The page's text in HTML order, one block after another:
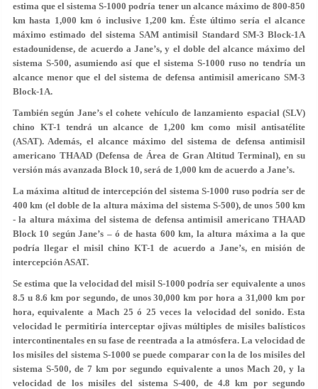
estima que el sistema S-1000 podría tener un alcance máximo de 800-850
km hasta 1,000 km ó inclusive 1,200 km. Éste último sería el alcance
máximo estimado del sistema SAM antimisil Standard SM-3 Block-1A
estadounidense, de acuerdo a Jane’s, y el doble del alcance máximo del
sistema S-500, asumiendo así que el sistema S-1000 ruso no tendría un
alcance menor que el del sistema de defensa antimisil americano SM-3
Block-1A.
También según Jane’s el cohete vehículo de lanzamiento espacial (SLV)
chino KT-1 tendrá un alcance de 1,200 km como misil antisatélite
(ASAT). Además, el alcance máximo del sistema de defensa antimisil
americano THAAD (Defensa de Área de Gran Altitud Terminal), en su
versión más avanzada Block 10, será de 1,000 km de acuerdo a Jane’s.
La máxima altitud de intercepción del sistema S-1000 ruso podría ser de
400 km (el doble de la altura máxima del sistema S-500), de unos 500 km
- la altura máxima del sistema de defensa antimisil americano THAAD
Block 10 según Jane’s – ó de hasta 600 km, la altura máxima a la que
podría llegar el misil chino KT-1 de acuerdo a Jane’s, en misión de
intercepción ASAT.
Se estima que la velocidad del misil S-1000 podría ser equivalente a unos
8.5 u 8.6 km por segundo, de unos 30,000 km por hora a 31,000 km por
hora, equivalente a Mach 25 ó 25 veces la velocidad del sonido. Esta
velocidad le permitiría interceptar ojivas múltiples de misiles balísticos
intercontinentales en su fase de reentrada a la atmósfera. La velocidad de
los misiles del sistema S-1000 se puede comparar con la de los misiles del
sistema S-500, de 7 km por segundo equivalente a unos Mach 20, y la
velocidad de los misiles del sistema S-400, de 4.8 km por segundo